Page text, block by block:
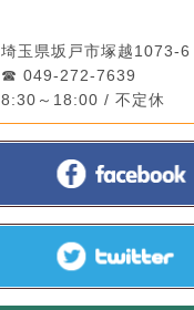
埼玉県坂戸市塚越1073-6
049-272-7639
8:30～18:00 / 不定休